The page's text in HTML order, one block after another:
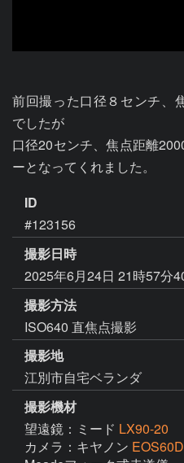
前回撮った口径８センチ、
でしたが
口径20センチ、焦点距離
ーとなってくれました。
ID
#123156
撮影日時
2025年6月24日 21時57分
撮影方法
ISO640 直焦点撮影
撮影地
江別市自宅ベランダ
撮影機材
望遠鏡：ミード LX90-20
カメラ：キヤノン EOS60D